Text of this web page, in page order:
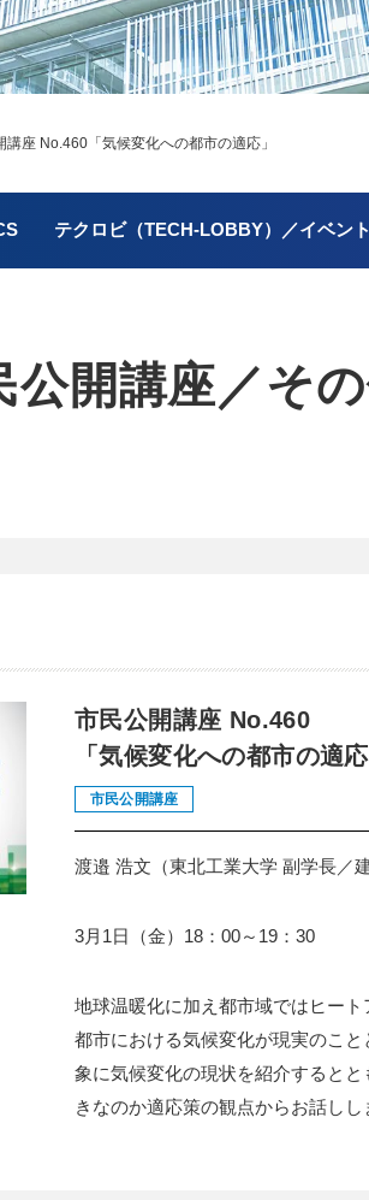
座 No.460 「気候変化への都市の適応」
テクロビ（TECH-LOBBY）／イベント
公開講座／そ
市民公開講座 No.460
「気候変化への都市の適応
市民公開講座
渡邉 浩文（東北工業大学 副学長／
3月1日（金）18：00～19：30
地球温暖化に加え都市域ではヒート
都市における気候変化が現実のこ
象に気候変化の現状を紹介すると
きなのか適応策の観点からお話しし